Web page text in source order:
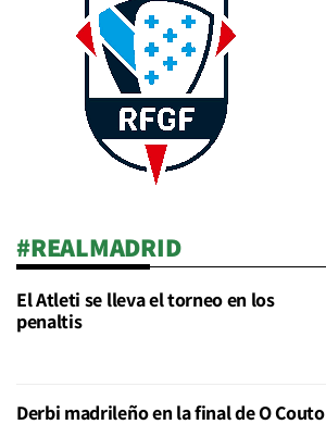
#REALMADRID
El Atleti se lleva el torneo en los
penaltis
Derbi madrileño en la final de O Couto